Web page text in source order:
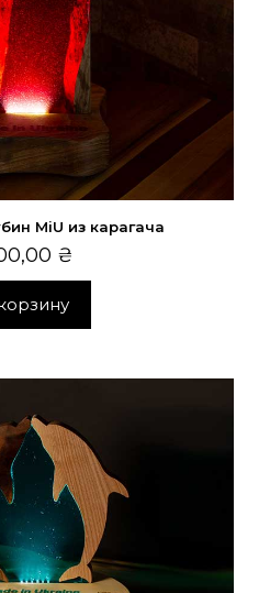
MiU из карагача
₴